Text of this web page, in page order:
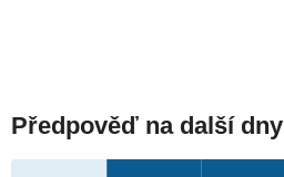
Předpověď na další dny